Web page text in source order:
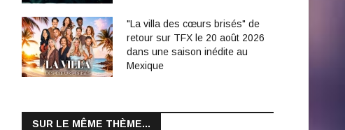
"La villa des cœurs brisés" de
retour sur TFX le 20 août 2026
dans une saison inédite au
Mexique
SUR LE MÊME THÈME...